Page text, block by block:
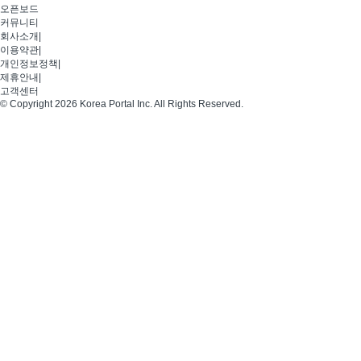
오픈보드
커뮤니티
회사소개
이용약관
개인정보정책
제휴안내
고객센터
© Copyright 2026 Korea Portal Inc. All Rights Reserved.